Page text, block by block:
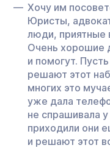
Хочу им
Юристы,
люди, приятные
Очень хорошие
и помогут.
решают этот
многих это
уже дала
не спрашивала
приходили они
и решают этот